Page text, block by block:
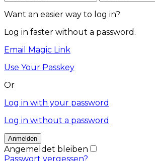
Want an easier way to log in?
Log in faster without a password.
Email Magic Link
Use Your Passkey
Or
Log in with your password
Log in without a password
Angemeldet bleiben
Passwort vergessen?